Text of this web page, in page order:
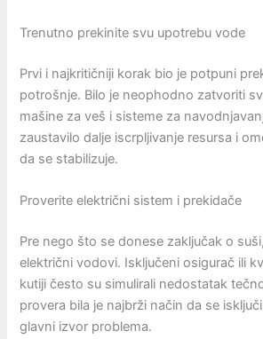
Trenutno prekinite svu upotrebu vode
Prvi i najkritičniji korak bio je potpuni
potrošnje. Bilo je neophodno zatvoriti
mašine za veš i sisteme za
zaustavilo dalje iscrpljivanje resursa i
da se stabilizuje.
Proverite električni sistem i prekidače
Pre nego što se donese zaključak o
električni vodovi. Isključeni osigurač ili
kutiji često su simulirali nedostatak
provera bila je najbrži način da se
glavni izvor problema.